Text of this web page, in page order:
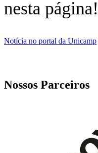
nesta página!
Notícia no portal da Unicamp
Nossos Parceiros